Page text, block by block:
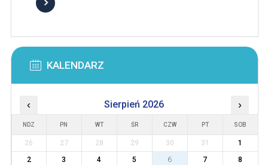
KALENDARZ
‹ Sierpień 2026 ›
NDZ PN WT ŚR CZW PT SOB
26 27 28 29 30 31
1
2
3 4 5 6 7
8